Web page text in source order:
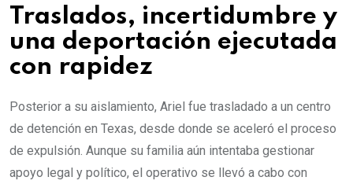
Traslados, incertidumbre y
una deportación ejecutada
con rapidez
Posterior a su aislamiento, Ariel fue trasladado a un centro
de detención en Texas, desde donde se aceleró el proceso
de expulsión. Aunque su familia aún intentaba gestionar
apoyo legal y político, el operativo se llevó a cabo con